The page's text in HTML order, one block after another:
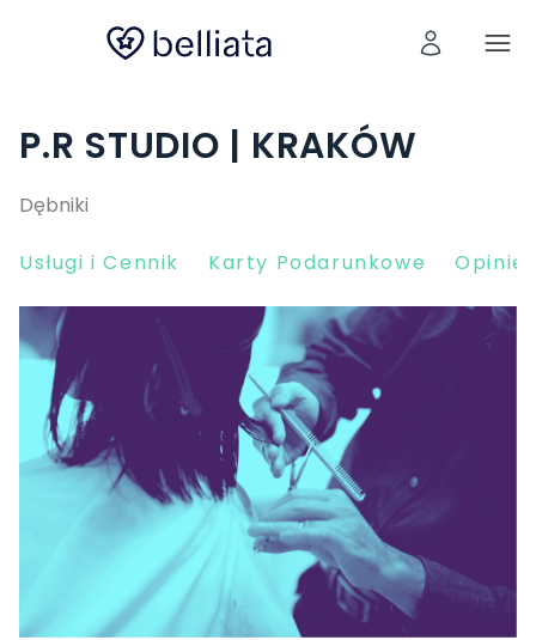
P.R STUDIO | KRAKÓW
Dębniki
Usługi i Cennik Karty Podarunkowe Opinie